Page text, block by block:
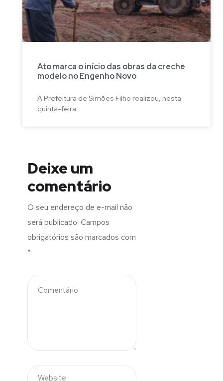
Ato marca o início das obras da creche
modelo no Engenho Novo
A Prefeitura de Simões Filho realizou, nesta
quinta-feira
Deixe um
comentário
O seu endereço de e-mail não
será publicado. Campos
obrigatórios são marcados com
*